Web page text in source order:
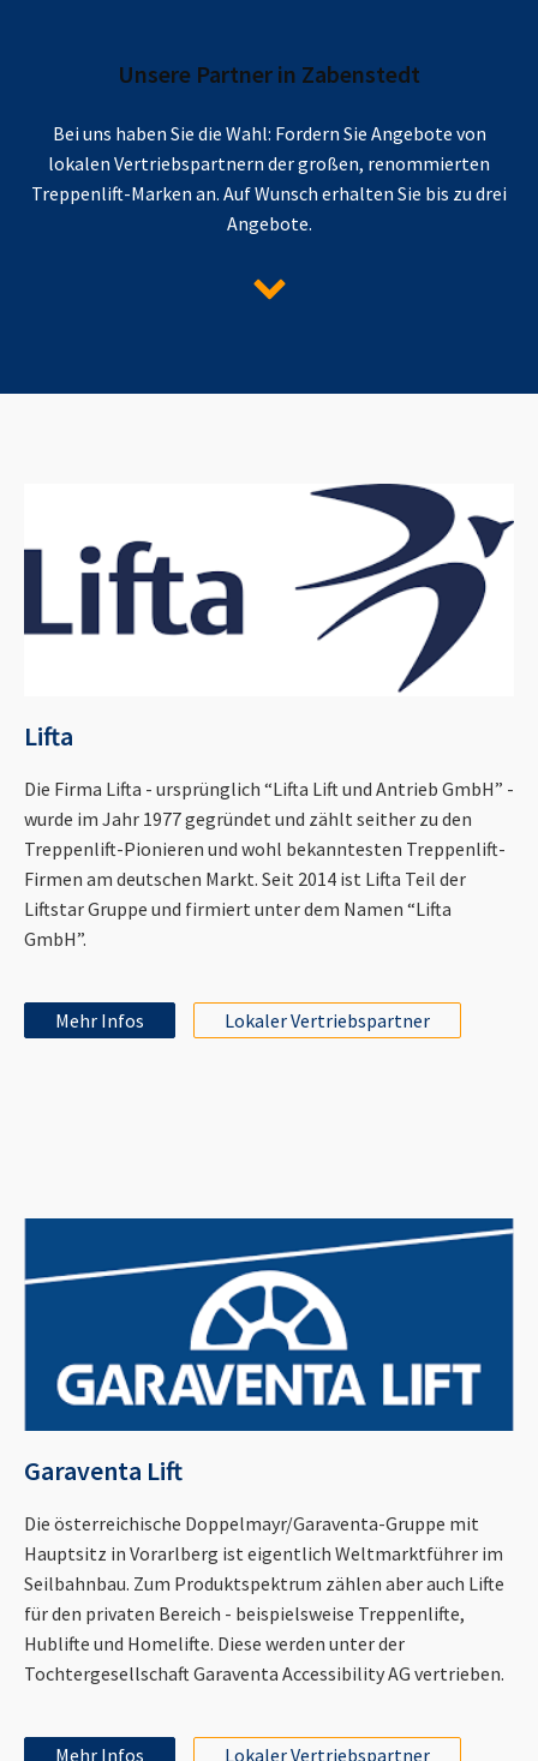
Unsere Partner in Zabenstedt
Bei uns haben Sie die Wahl: Fordern Sie Angebote von
lokalen Vertriebspartnern der großen, renommierten
Treppenlift-Marken an. Auf Wunsch erhalten Sie bis zu drei
Angebote.
Lifta
Die Firma Lifta - ursprünglich “Lifta Lift und Antrieb GmbH” -
wurde im Jahr 1977 gegründet und zählt seither zu den
Treppenlift-Pionieren und wohl bekanntesten Treppenlift-
Firmen am deutschen Markt. Seit 2014 ist Lifta Teil der
Liftstar Gruppe und firmiert unter dem Namen “Lifta
GmbH”.
Mehr Infos Lokaler Vertriebspartner
Garaventa Lift
Die österreichische Doppelmayr/Garaventa-Gruppe mit
Hauptsitz in Vorarlberg ist eigentlich Weltmarktführer im
Seilbahnbau. Zum Produktspektrum zählen aber auch Lifte
für den privaten Bereich - beispielsweise Treppenlifte,
Hublifte und Homelifte. Diese werden unter der
Tochtergesellschaft Garaventa Accessibility AG vertrieben.
Mehr Infos Lokaler Vertriebspartner